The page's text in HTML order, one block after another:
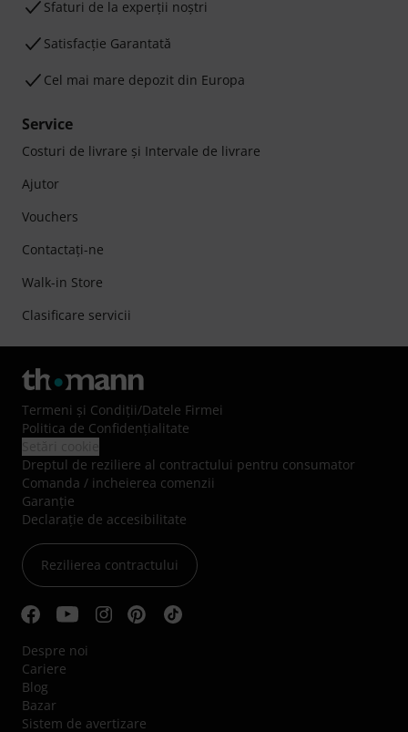
Sfaturi de la experții noștri
Satisfacție Garantată
Cel mai mare depozit din Europa
Service
Costuri de livrare şi Intervale de livrare
Ajutor
Vouchers
Contactaţi-ne
Walk-in Store
Clasificare servicii
Termeni şi Condiţii/Datele Firmei
Politica de Confidenţialitate
Dreptul de reziliere al contractului pentru consumator
Comanda / incheierea comenzii
Garanție
Declarație de accesibilitate
Rezilierea contractului
Despre noi
Cariere
Blog
Bazar
Sistem de avertizare